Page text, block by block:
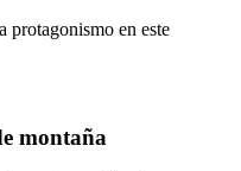
protagonismo en este
montaña